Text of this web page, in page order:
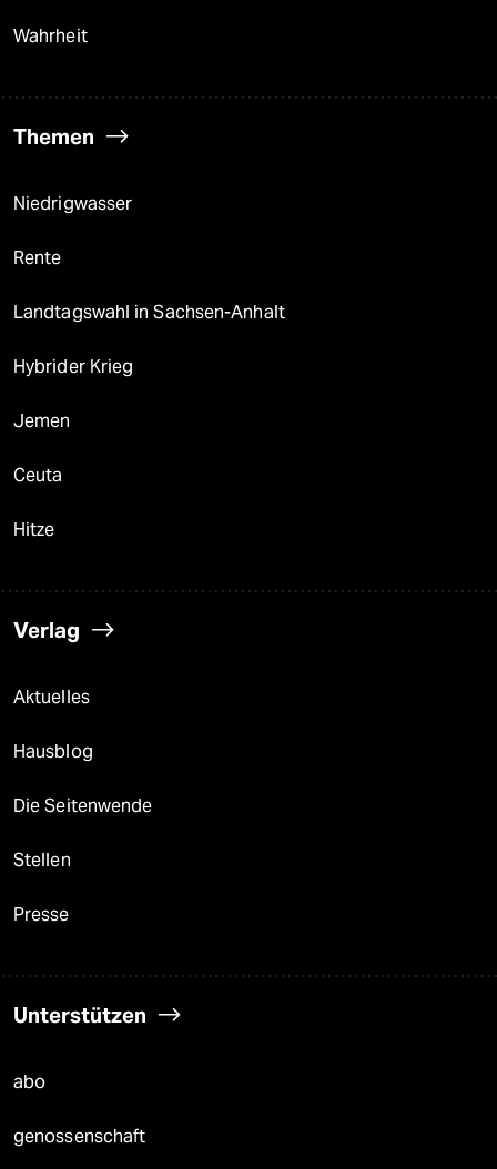
Wahrheit
Themen
Niedrigwasser
Rente
Landtagswahl in Sachsen-Anhalt
Hybrider Krieg
Jemen
Ceuta
Hitze
Verlag
Aktuelles
Hausblog
Die Seitenwende
Stellen
Presse
Unterstützen
abo
genossenschaft